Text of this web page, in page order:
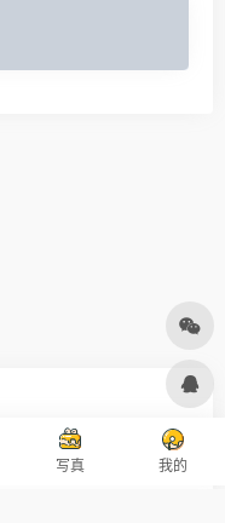
写真 我的
设计师导航